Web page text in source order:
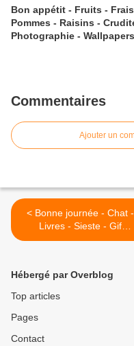
Bon appétit - Fruits -
Pommes - Raisins -
Photographie -
Commentaires
Ajouter un
< Bonne journée - Chat -
Livres - Sieste - Gif
scintillant - Gratuit
Hébergé par Overblog
Top articles
Pages
Contact